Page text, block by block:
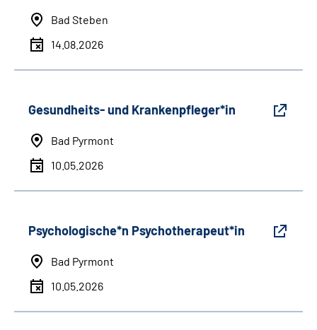
Bad Steben
14.08.2026
Gesundheits- und Krankenpfleger*in
Bad Pyrmont
10.05.2026
Psychologische*n Psychotherapeut*in
Bad Pyrmont
10.05.2026